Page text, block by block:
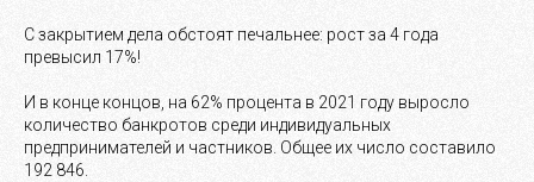
С закрытием дела обстоят печальнее: рост за 4 года
превысил 17%!
И в конце концов, на 62% процента в 2021 году выросло
количество банкротов среди индивидуальных
предпринимателей и частников. Общее их число составило
192 846.